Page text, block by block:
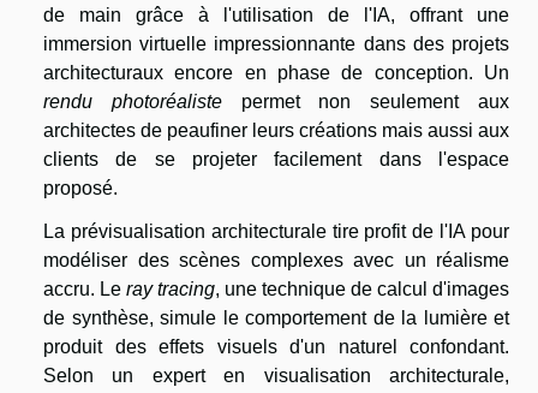
de main grâce à l'utilisation de l'IA, offrant une
immersion virtuelle impressionnante dans des projets
architecturaux encore en phase de conception. Un
rendu photoréalistepermet non seulement aux
architectes de peaufiner leurs créations mais aussi aux
clients de se projeter facilement dans l'espace
proposé.
La prévisualisation architecturale tire profit de l'IA pour
modéliser des scènes complexes avec un réalisme
accru. Le ray tracing, une technique de calcul d'images
de synthèse, simule le comportement de la lumière et
produit des effets visuels d'un naturel confondant.
Selon un expert en visualisation architecturale,